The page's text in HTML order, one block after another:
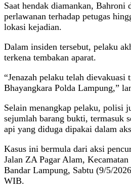
Saat hendak diamankan, Bahroni
perlawanan terhadap petugas
lokasi kejadian.
Dalam insiden tersebut, pelaku
terkena tembakan aparat.
“Jenazah pelaku telah dievakuasi
Bhayangkara Polda Lampung,”
Selain menangkap pelaku, polisi
sejumlah barang bukti, termasuk
api yang diduga dipakai dalam
Kasus ini bermula dari aksi
Jalan ZA Pagar Alam,
Bandar Lampung, Sabtu (9/5/
WIB.